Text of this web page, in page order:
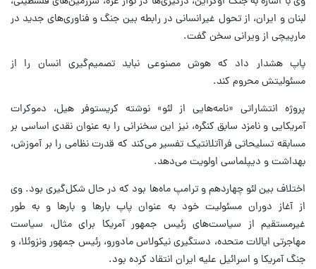
لبنان و ایران، از تحول غیرانسانی در رابطه بین جنگ و فناوری‌های جدید در
مارپیچی از ویرانی سخن گفت.
پاپ هشدار داد که هوش مصنوعی نباید تصمیم‌گیری انسان را از
مسئولیتش محروم کند.
پروژه انتشاراتی «نامه‌هایی از لئو» نوشته کریستوفر هیل، دموکرات
آمریکایی و نامزد سابق کنگره، نیز این سخنرانی را به عنوان نقدی اساسی بر
مسابقه تسلیحاتی فراآتلانتیک تفسیر می‌کند که قدرت نظامی را بر آموزش،
بهداشت و دیپلماسی اولویت می‌دهد.
اختلاف بین لئو چهاردهم و ترامپ ماه‌ها بود که در حال شکل‌گیری بود. وی
از آغاز دوران مسئولیت خود به عنوان پاپ بارها و بارها و به طور
غیرمستقیم از سیاست‌های رئیس جمهور آمریکا برای مثال، سیاست
مهاجرتی ایالات متحده، دستگیری نیکولاس مادورو، رئیس جمهور ونزوئلا، و
جنگ آمریکا و اسرائیل علیه ایران انتقاد کرده بود.